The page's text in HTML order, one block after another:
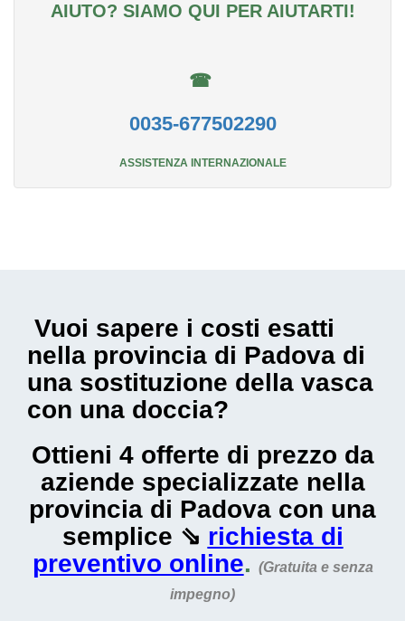
AIUTO? SIAMO QUI PER AIUTARTI!
☎
0035-677502290
ASSISTENZA INTERNAZIONALE
Vuoi sapere i costi esatti
nella provincia di Padova di
una sostituzione della vasca
con una doccia?
Ottieni 4 offerte di prezzo da
aziende specializzate nella
provincia di Padova con una
semplice ⇘ richiesta di
preventivo online. (Gratuita e senza
impegno)